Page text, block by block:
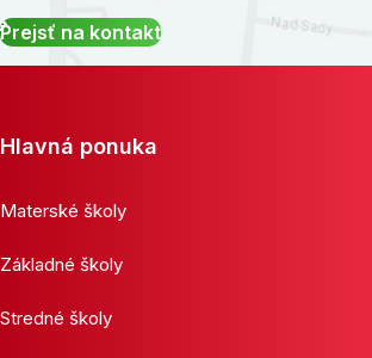
Prejsť na kontakt
Hlavná ponuka
Materské školy
Základné školy
Stredné školy